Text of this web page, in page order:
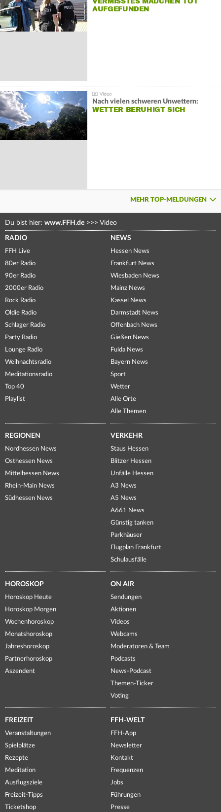
AUFGEFUNDEN
Nach vielen schweren Unwettern:
WETTER BERUHIGT SICH
MEHR TOP-MELDUNGEN
Du bist hier: www.FFH.de >>> Video
RADIO
FFH Live
80er Radio
90er Radio
2000er Radio
Rock Radio
Oldie Radio
Schlager Radio
Party Radio
Lounge Radio
Weihnachtsradio
Meditationsradio
Top 40
Playlist
NEWS
Hessen News
Frankfurt News
Wiesbaden News
Mainz News
Kassel News
Darmstadt News
Offenbach News
Gießen News
Fulda News
Bayern News
Sport
Wetter
Alle Orte
Alle Themen
REGIONEN
Nordhessen News
Osthessen News
Mittelhessen News
Rhein-Main News
Südhessen News
VERKEHR
Staus Hessen
Blitzer Hessen
Unfälle Hessen
A3 News
A5 News
A661 News
Günstig tanken
Parkhäuser
Flugplan Frankfurt
Schulausfälle
HOROSKOP
Horoskop Heute
Horoskop Morgen
Wochenhoroskop
Monatshoroskop
Jahreshoroskop
Partnerhoroskop
Aszendent
ON AIR
Sendungen
Aktionen
Videos
Webcams
Moderatoren & Team
Podcasts
News-Podcast
Themen-Ticker
Voting
FREIZEIT
Veranstaltungen
Spielplätze
Rezepte
Meditation
Ausflugsziele
Freizeit-Tipps
Ticketshop
FFH-WELT
FFH-App
Newsletter
Kontakt
Frequenzen
Jobs
Führungen
Presse